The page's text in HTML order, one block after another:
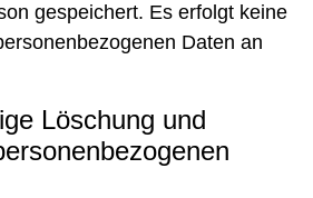
gespeichert. Es erfolgt keine
Daten an
Löschung und